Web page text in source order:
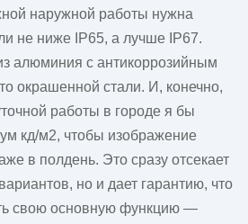
наружной работы нужна
не ниже IP65, а лучше IP67.
алюминия с антикоррозийным
окрашенной стали. И, конечно,
работы в городе я бы
кд/м2, чтобы изображение
в полдень. Это сразу отсекает
но и дает гарантию, что
свою основную функцию —